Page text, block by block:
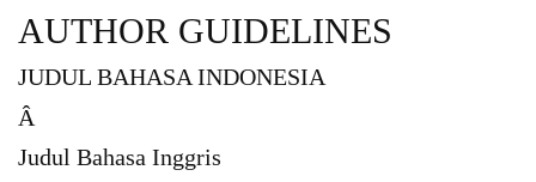
AUTHOR GUIDELINES
JUDUL BAHASA INDONESIA
Â
Judul Bahasa Inggris